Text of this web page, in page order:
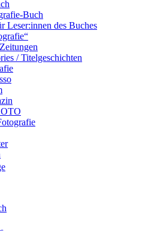
Buch
Leser:innen des Buches
/ Titelgeschichten